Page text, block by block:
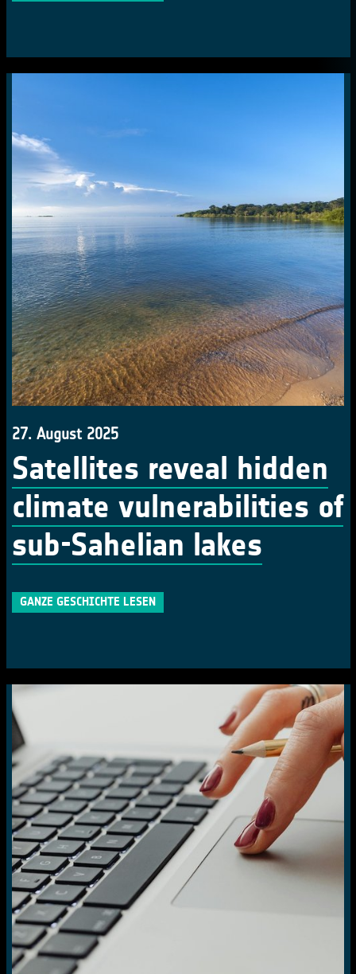
27. August 2025
Satellites reveal hidden
climate vulnerabilities of
sub-Sahelian lakes
GANZE GESCHICHTE LESEN